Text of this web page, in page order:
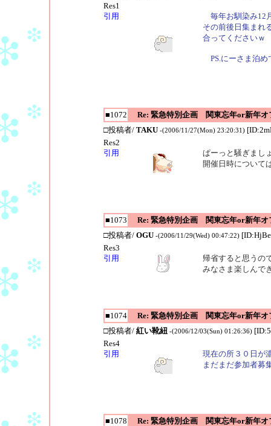
Res1
引用
毎年お馴染み12
その前後日集まれ
合ってくださいｗ
PS.にーさま泊め
■1072
Re: 緊急特別企画 関東忘年or新年オ
□投稿者/ TAKU -(2006/11/27(Mon) 23:20:31)
Res2
引用
ぱーっと騒ぎまし
開催日時について
■1073
Re: 緊急特別企画 関東忘年or新年オ
□投稿者/ OGU -(2006/11/29(Wed) 00:47:22)
Res3
引用
帰省すると思うの
みなさま楽しんで
■1074
Re: 緊急特別企画 関東忘年or新年オ
□投稿者/ 紅い靴紐 -(2006/12/03(Sun) 01:26:36)
Res4
引用
現在の所３０日が
まだまだ参加者募
■1078
Re: 緊急特別企画 関東忘年or新年オ